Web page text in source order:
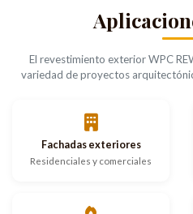
El revestimiento exterior WPC
variedad de proyectos
Fachadas exteriores
Residenciales y comerciales